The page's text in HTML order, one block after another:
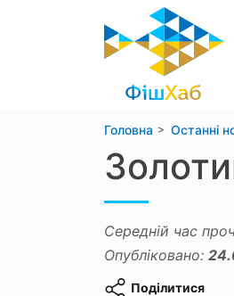
Головна Останні
Середній час
Опубліковано:
Поділитися